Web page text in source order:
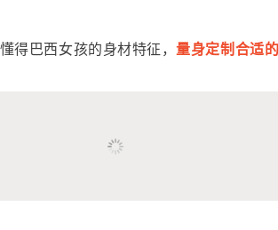
得巴西女孩的身材特征，量身定制合适